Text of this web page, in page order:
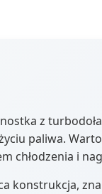
z
paliwa.
chłodzenia i
konstrukcja,